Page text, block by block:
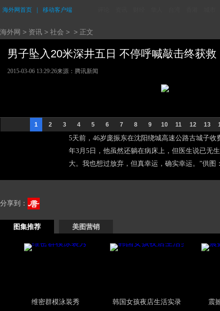
海外网首页 移动客户端
海外网 > 资讯 > 社会 > > 正文
男子坠入20米深井五日 不停呼喊敲击终获
2015-03-06 13:29:26来源：腾讯新闻
1 2 3 4 5 6 7 8 9 10 11 12 13
5天前，46岁庞振东在沈阳绕城高速公路古城子
年3月5日，他虽然还躺在病床上，但医生说已无
大。我也想过放弃，但真幸运，确实幸运。”供图
分享到：
图集推荐 美图营销
维密群模泳装秀 韩国女孩夜店生活实录 震